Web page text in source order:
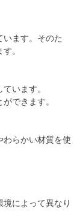
います。そのた
。
います。
できます。
わらかい材質を使
によって異なり